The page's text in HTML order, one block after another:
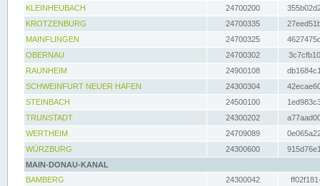
KLEINHEUBACH 24700200
KROTZENBURG
24700335
MAINFLINGEN
24700325
OBERNAU
24700302
RAUNHEIM
24900108
SCHWEINFURT NEUER HAFEN
24300304
STEINBACH
24500100
TRUNSTADT
24300202
WERTHEIM
24709089
WÜRZBURG
24300600
MAIN-DONAU-KANAL
BAMBERG
24300042